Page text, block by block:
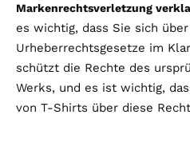
Markenrechtsverletzung
es wichtig, dass Sie sich
Urheberrechtsgesetze im
schützt die Rechte des
Werks, und es ist wichtig,
von T-Shirts über diese